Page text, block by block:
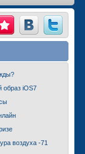
образ iOS7
воздуха -71